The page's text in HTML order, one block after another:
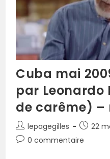
Cuba mai
par Leonardo
de carême) –
lepagegilles 22
0 commentaire